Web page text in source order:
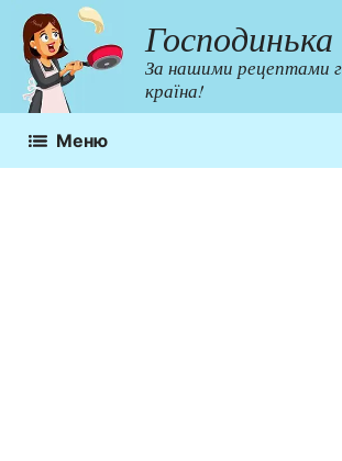
Перейти
до
контенту
Господинька
За нашими рецептами
країна!
Меню